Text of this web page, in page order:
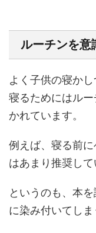
ルーチンを意
よく子供の寝か
寝るためにはル
かれています。
例えば、寝る前
はあまり推奨して
というのも、本
に染み付いてしま